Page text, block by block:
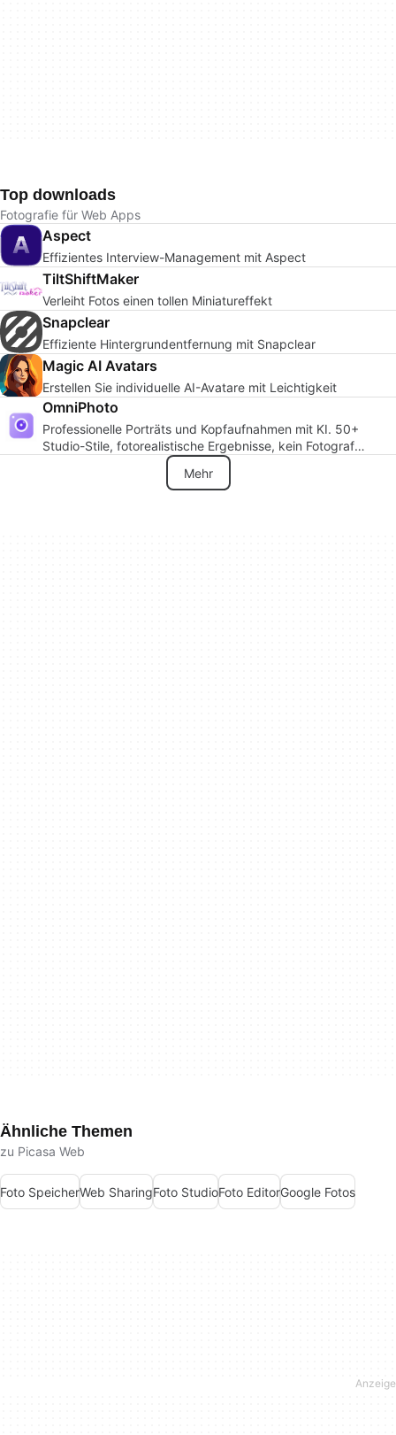
Top downloads
Fotografie für Web Apps
Aspect
Effizientes Interview-Management mit Aspect
TiltShiftMaker
Verleiht Fotos einen tollen Miniatureffekt
Snapclear
Effiziente Hintergrundentfernung mit Snapclear
Magic AI Avatars
Erstellen Sie individuelle AI-Avatare mit Leichtigkeit
OmniPhoto
Professionelle Porträts und Kopfaufnahmen mit KI. 50+
Studio-Stile, fotorealistische Ergebnisse, kein Fotograf
Mehr
Ähnliche Themen
zu Picasa Web
Foto SpeicherWeb SharingFoto StudioFoto EditorGoogle Fotos